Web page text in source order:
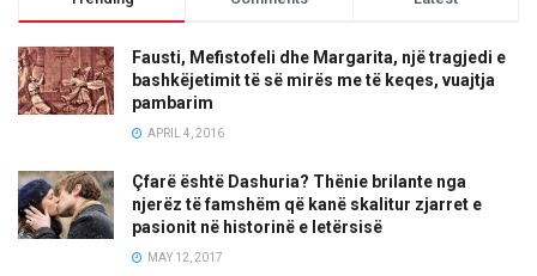
Fausti, Mefistofeli dhe Margarita, një tragjedi e
bashkëjetimit të së mirës me të keqes, vuajtja
pambarim
APRIL 4, 2016
Çfarë është Dashuria? Thënie brilante nga
njerëz të famshëm që kanë skalitur zjarret e
pasionit në historinë e letërsisë
MAY 12, 2017